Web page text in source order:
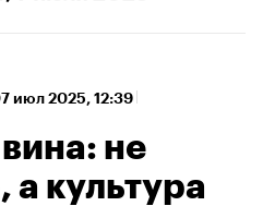
июл 2025, 12:39
не
а культура